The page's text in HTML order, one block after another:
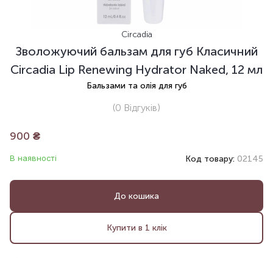
Circadia
Зволожуючий бальзам для губ Класичний
Circadia Lip Renewing Hydrator Naked, 12 мл
Бальзами та олія для губ
(0 Відгуків)
900 ₴
В наявності Код товару: 02145
До кошика
Купити в 1 клік